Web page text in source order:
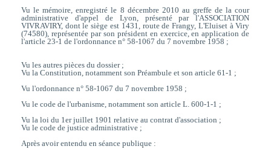
Vu le mémoire, enregistré le 8 décembre 2010 au greffe de la cour
administrative d'appel de Lyon, présenté par l'ASSOCIATION
VIVRAVIRY, dont le siège est 1431, route de Frangy, L'Eluiset à Viry
(74580), représentée par son président en exercice, en application de
l'article 23-1 de l'ordonnance n° 58-1067 du 7 novembre 1958 ;
Vu les autres pièces du dossier ;
Vu la Constitution, notamment son Préambule et son article 61-1 ;
Vu l'ordonnance n° 58-1067 du 7 novembre 1958 ;
Vu le code de l'urbanisme, notamment son article L. 600-1-1 ;
Vu la loi du 1er juillet 1901 relative au contrat d'association ;
Vu le code de justice administrative ;
Après avoir entendu en séance publique :